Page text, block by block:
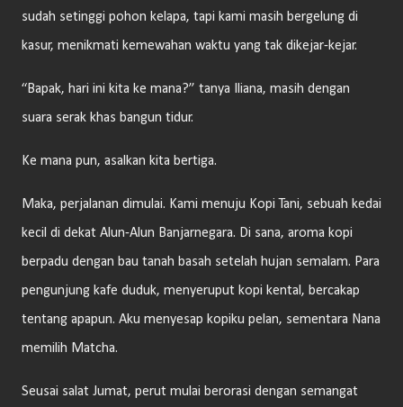
sudah setinggi pohon kelapa, tapi kami masih bergelung di
kasur, menikmati kemewahan waktu yang tak dikejar-kejar.
“Bapak, hari ini kita ke mana?” tanya Iliana, masih dengan
suara serak khas bangun tidur.
Ke mana pun, asalkan kita bertiga.
Maka, perjalanan dimulai. Kami menuju Kopi Tani, sebuah kedai
kecil di dekat Alun-Alun Banjarnegara. Di sana, aroma kopi
berpadu dengan bau tanah basah setelah hujan semalam. Para
pengunjung kafe duduk, menyeruput kopi kental, bercakap
tentang apapun. Aku menyesap kopiku pelan, sementara Nana
memilih Matcha.
Seusai salat Jumat, perut mulai berorasi dengan semangat